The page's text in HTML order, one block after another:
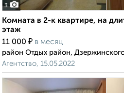
3
Комната в 2-к квартире, на
этаж
11 000 ₽ в месяц
район Отдых район,
Агентство, 15.05.2022